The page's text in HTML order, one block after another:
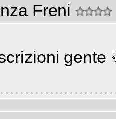
Freni
gente